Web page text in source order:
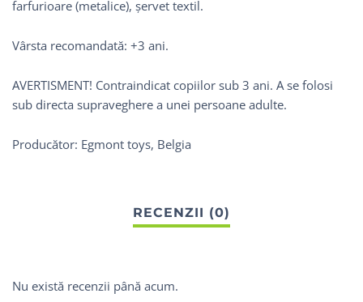
farfurioare (metalice), șervet textil.
Vârsta recomandată: +3 ani.
AVERTISMENT! Contraindicat copiilor sub 3 ani. A se folosi
sub directa supraveghere a unei persoane adulte.
Producător: Egmont toys, Belgia
Nu există recenzii până acum.